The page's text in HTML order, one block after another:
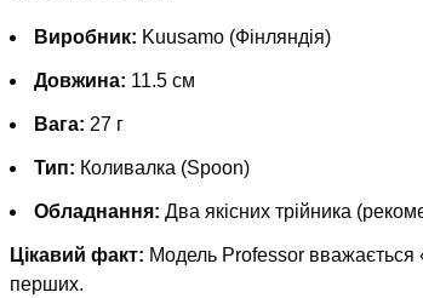
Виробник: Kuusamo (Фінляндія)
Довжина: 11.5 см
Вага: 27 г
Тип: Коливалка (Spoon)
Обладнання: Два якісних трійника
Цікавий факт: Модель Professor вважається
перших.